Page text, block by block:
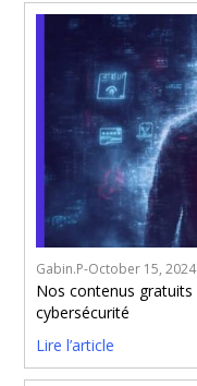
Gabin.P-October 15, 2024
Nos contenus
cybersécurité
Lire l’article